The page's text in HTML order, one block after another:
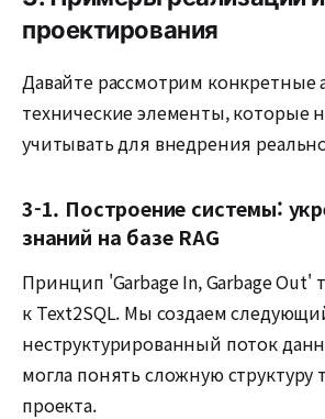
проектирования
Давайте рассмотрим конкретные
технические элементы, которые
учитывать для внедрения
3-1. Построение системы:
знаний на базе RAG
Принцип 'Garbage In, Garbage
к Text2SQL. Мы создаем
неструктурированный поток
могла понять сложную структуру
проекта.